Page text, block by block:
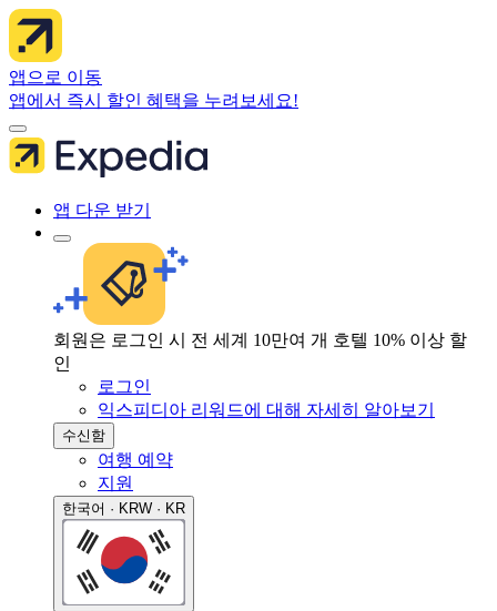
앱으로 이동
앱에서 즉시 할인 혜택을 누려보세요!
앱 다운 받기
회원은 로그인 시 전 세계 10만여 개 호텔 10% 이상 할
인
로그인
익스피디아 리워드에 대해 자세히 알아보기
수신함
여행 예약
지원
한국어 · KRW · KR